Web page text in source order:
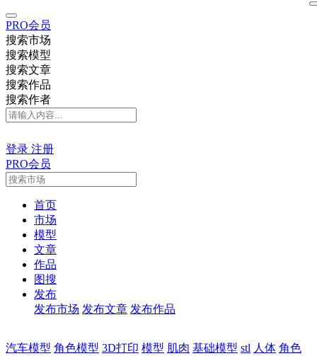
PRO会员
搜索市场
搜索模型
搜索文章
搜索作品
搜索作者
登录 注册
PRO会员
首页
市场
模型
文章
作品
图搜
发布
发布市场 发布文章 发布作品
汽车模型 角色模型 3D打印 模型 肌肉 基础模型 stl 人体 角色